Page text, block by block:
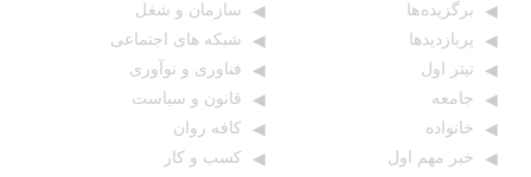
برگزیده ها
پربازدیدها
تیتر اول
جامعه
خانواده
خبر مهم اول
سازمان و شغل
شبکه های اجتماعی
فناوری و نوآوری
قانون و سیاست
کافه روان
کسب و کار